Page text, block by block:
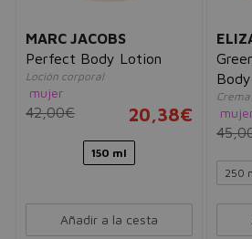
MARC JACOBS
Perfect Body Lotion
Loción corporal
mujer
42,00€ 20,38€
150 ml
Añadir a la cesta
250